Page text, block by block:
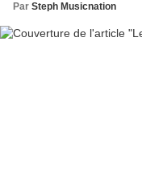
Par Steph Musicnation